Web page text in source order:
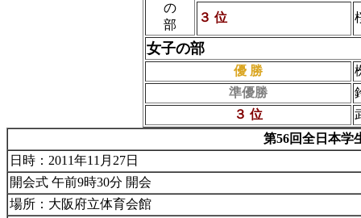
の
部
３ 位
女子の部
優 勝
準優勝
３ 位
第56回全日本学
日時：2011年11月27日
開会式 午前9時30分 開会
場所：大阪府立体育会館